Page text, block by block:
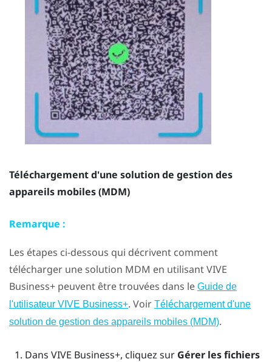
Téléchargement d'une solution de gestion des
appareils mobiles (MDM)
Remarque :
Les étapes ci-dessous qui décrivent comment
télécharger une solution MDM en utilisantVIVE
Business+ peuvent être trouvées dans le Guide de
l'utilisateur VIVE Business+. Voir Téléchargement d'une
solution de gestion des appareils mobiles (MDM).
Dans VIVE Business+, cliquez sur Gérer les fichiers